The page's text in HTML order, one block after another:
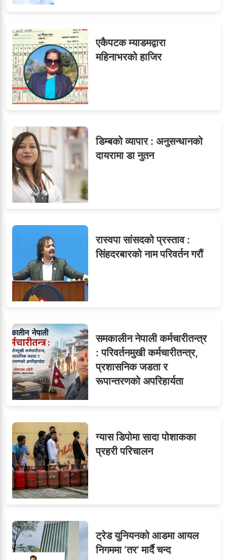
७
८ जुनियरलाई दोहोरो जिम्मेवारी,
मन्त्रालयभित्र असन्तुष्टि
९ओएनएमका नाममा अत्याचार :
सब–इन्जिनियरहरुको गम्भीर
ध्यानाकर्षण
एकैपटक म्याडमद्वारा
महिनाभरको हाजिर
डिम्बको व्यापार : अनुसन्धानको
दायरामा डा नुतन
रास्वपा सांसदको प्रस्ताव :
सिंहदरबारको नाम परिवर्तन गरौं
समकालीन नेपाली कर्मचारीतन्त्र
: परिवर्तनमुखी कर्मचारीतन्त्र,
प्रशासनिक जडता र
रूपान्तरणको अपरिहार्यता
ग्यास डिपोमा सादा पोशाकका
प्रहरी परिचालन
ट्रेड युनियनको आडमा आयल
निगममा ‘तर’ मार्दै चन्द